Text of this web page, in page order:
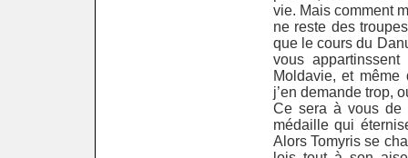
vie. Mais comment
ne reste des
que le cours du
vous
Moldavie, et
j’en demande trop,
Ce sera à vous de
médaille qui
Alors Tomyris se